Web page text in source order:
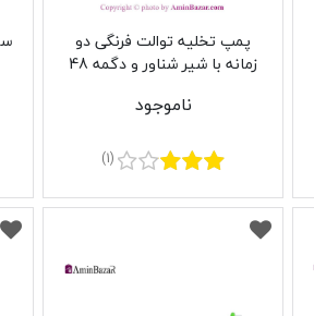
پمپ تخلیه توالت فرنگی دو
زمانه با شیر شناور و دگمه 48
ناموجود
(1)